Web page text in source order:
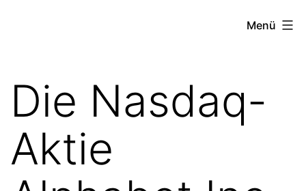
project
Menü
Die Nasdaq-
Aktie